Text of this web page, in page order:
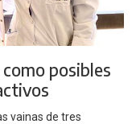
posibles
vainas de tres